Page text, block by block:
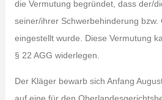
die Vermutung begründet, dass der/
seiner/ihrer Schwerbehinderung bzw.
eingestellt wurde. Diese Vermutung
§ 22 AGG widerlegen.
Der Kläger bewarb sich Anfang